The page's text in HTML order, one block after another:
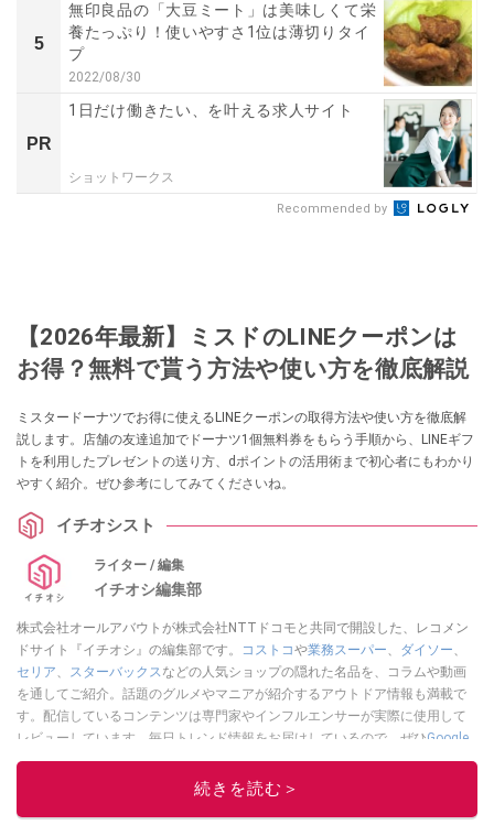
5
無印良品の「大豆ミート」は美味しくて栄
養たっぷり！使いやすさ1位は薄切りタイ
プ
2022/08/30
PR
1日だけ働きたい、を叶える求人サイト
ショットワークス
Recommended by
【2026年最新】ミスドのLINEクーポンは
お得？無料で貰う方法や使い方を徹底解説
ミスタードーナツでお得に使えるLINEクーポンの取得方法や使い方を徹底解
説します。店舗の友達追加でドーナツ1個無料券をもらう手順から、LINEギフ
トを利用したプレゼントの送り方、dポイントの活用術まで初心者にもわかり
やすく紹介。ぜひ参考にしてみてくださいね。
イチオシスト
ライター / 編集
イチオシ編集部
株式会社オールアバウトが株式会社NTTドコモと共同で開設した、レコメン
ドサイト『イチオシ』の編集部です。
コストコや業務スーパー、 ダイソー、
セリア、 スターバックスなどの人気ショップの隠れた名品を、コラムや動画
を通してご紹介。話題のグルメやマニアが紹介するアウトドア情報も満載で
す。配信しているコンテンツは専門家やインフルエンサーが実際に使用して
レビューしています。毎日トレンド情報をお届けしているので、ぜひGoogle
ニュースでフォローしてください！
このイチオシストの他の記事を読む
続きを読む＞